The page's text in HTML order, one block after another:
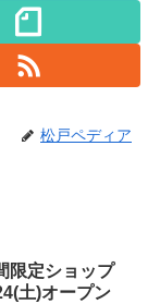
松戸ペディア
定ショップ
土)オープン